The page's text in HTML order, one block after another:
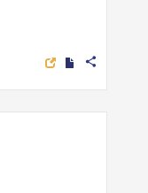
share